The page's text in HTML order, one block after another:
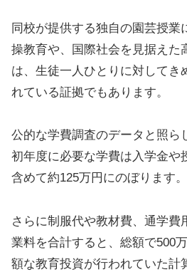
同校が提供する独自の園芸授業
操教育や、国際社会を見据えた
は、生徒一人ひとりに対してき
れている証拠でもあります。
公的な学費調査のデータと照ら
初年度に必要な学費は入学金や
含めて約125万円にのぼります。
さらに制服代や教材費、通学費
業料を合計すると、総額で500
額な教育投資が行われていた計